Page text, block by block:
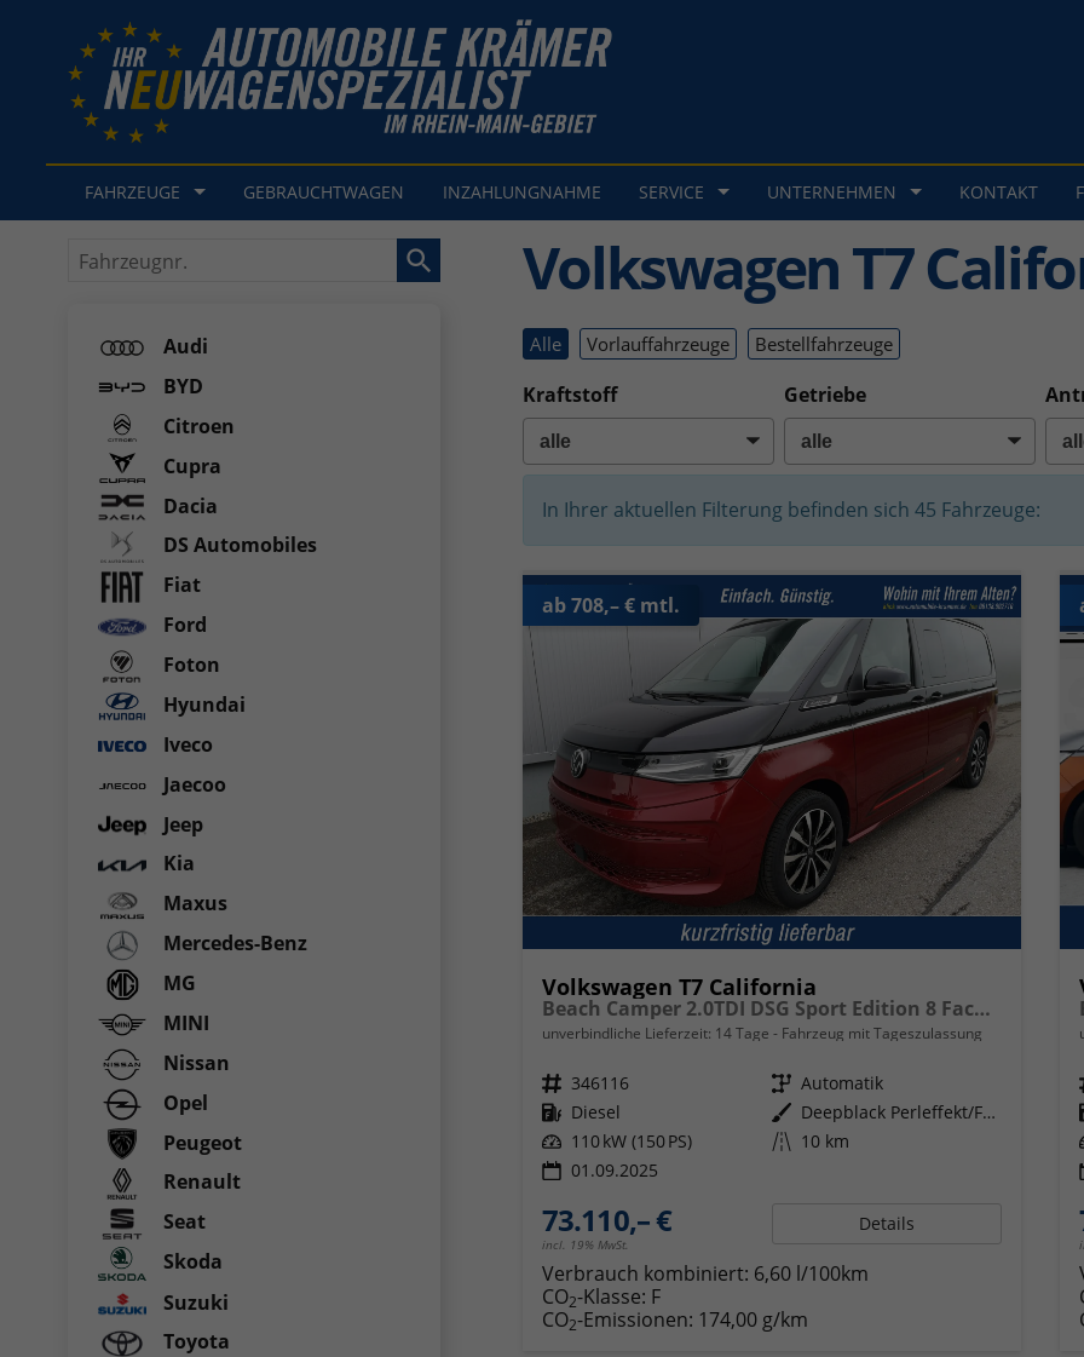
FAHRZEUGE GEBRAUCHTWAGEN INZAHLUNGNAHME SERVICE UNTERNEHMEN KONTAKT
Volkswagen T7
Alle Vorlauffahrzeuge Bestellfahrzeuge
Kraftstoff Getriebe
In Ihrer aktuellen Filterung befinden sich 45 Fahrzeuge:
ab 708,– € mtl.
Volkswagen T7 California
Beach Camper 2.0TDI DSG Sport Edition 8 Fach GV5 High+
unverbindliche Lieferzeit: 14 Tage Fahrzeug mit Tageszulassung
Fahrzeugnr. 346116 Getriebe Automatik
Kraftstoff Diesel Außenfarbe
Deepblack Perleffekt/Fortanarot Metallic
Leistung 110 kW (150 PS) Kilometerstand 10 km
01.09.2025
73.110,– €
incl. 19% MwSt.
Details
Verbrauch kombiniert: 6,60 l/100km
CO2-Klasse: F
CO2-Emissionen: 174,00 g/km
Fahrzeugnr.
Audi
BYD
Citroen
Cupra
Dacia
DS Automobiles
Fiat
Ford
Foton
Hyundai
Iveco
Jaecoo
Jeep
Kia
Maxus
Mercedes-Benz
MG
MINI
Nissan
Opel
Peugeot
Renault
Seat
Skoda
Suzuki
Toyota